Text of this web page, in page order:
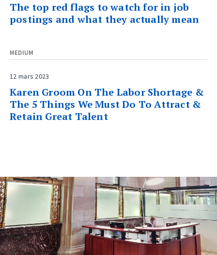
The top red flags to watch for in job
postings and what they actually mean
MEDIUM
12 mars 2023
Karen Groom On The Labor Shortage &
The 5 Things We Must Do To Attract &
Retain Great Talent